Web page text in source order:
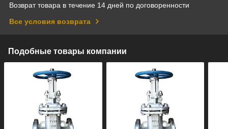
Возврат товара в течение 14 дней по договоренности
Все условия возврата
Подобные товары компании